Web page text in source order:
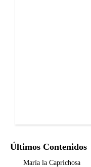
Últimos Contenidos
María la Caprichosa